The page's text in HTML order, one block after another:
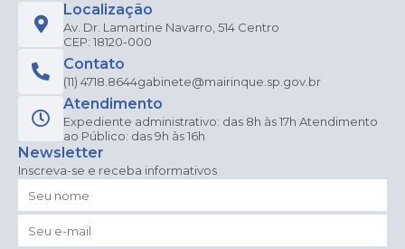
Localização
Av. Dr. Lamartine Navarro, 514 Centro
CEP: 18120-000
Contato
(11) 4718.8644gabinete@mairinque.sp.gov.br
Atendimento
Expediente administrativo: das 8h às 17h Atendimento
ao Público: das 9h às 16h
Newsletter
Inscreva-se e receba informativos